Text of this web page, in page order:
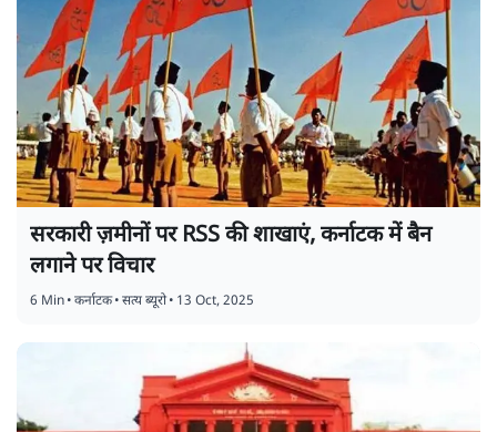
सरकारी ज़मीनों पर RSS की शाखाएं, कर्नाटक में बैन
लगाने पर विचार
6 Min•कर्नाटक•सत्य ब्यूरो• 13 Oct, 2025